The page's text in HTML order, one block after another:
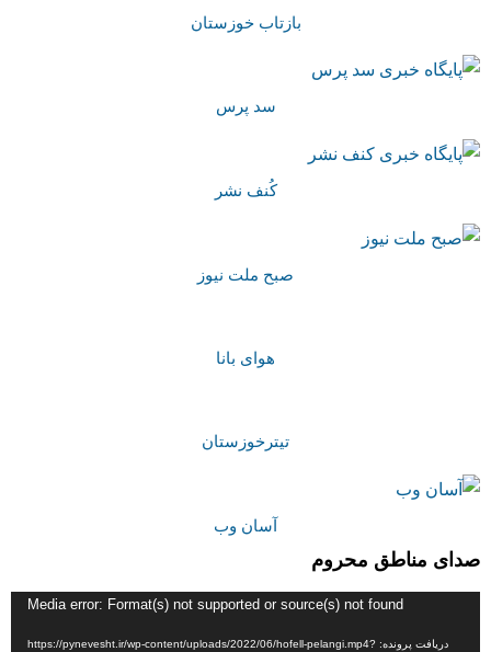
بازتاب خوزستان
سد پرس
کُنف نشر
صبح ملت نیوز
هوای بانا
تیترخوزستان
آسان وب
صدای مناطق محروم
Media error: Format(s) not supported or source(s) not found
دریافت پرونده: https://pynevesht.ir/wp-content/uploads/2022/06/hofell-pelangi.mp4?